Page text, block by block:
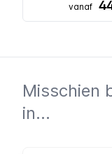
vanaf
Misschien
in...